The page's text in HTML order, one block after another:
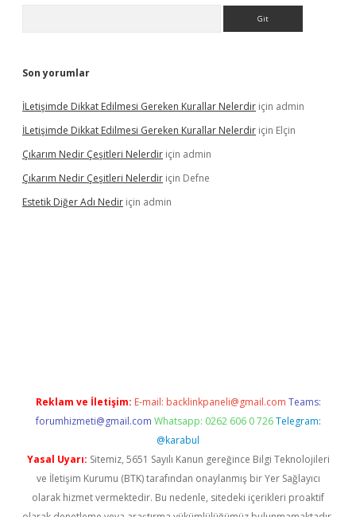
Son yorumlar
İLetişimde Dikkat Edilmesi Gereken Kurallar Nelerdir için admin
İLetişimde Dikkat Edilmesi Gereken Kurallar Nelerdir için Elçin
Çıkarım Nedir Çeşitleri Nelerdir için admin
Çıkarım Nedir Çeşitleri Nelerdir için Defne
Estetik Diğer Adı Nedir için admin
Reklam ve İletişim: E-mail: backlinkpaneli@gmail.com Teams:
forumhizmeti@gmail.com Whatsapp: 0262 606 0 726 Telegram:
@karabul
Yasal Uyarı: Sitemiz, 5651 Sayılı Kanun gereğince Bilgi Teknolojileri
ve İletişim Kurumu (BTK) tarafından onaylanmış bir Yer Sağlayıcı
olarak hizmet vermektedir. Bu nedenle, sitedeki içerikleri proaktif